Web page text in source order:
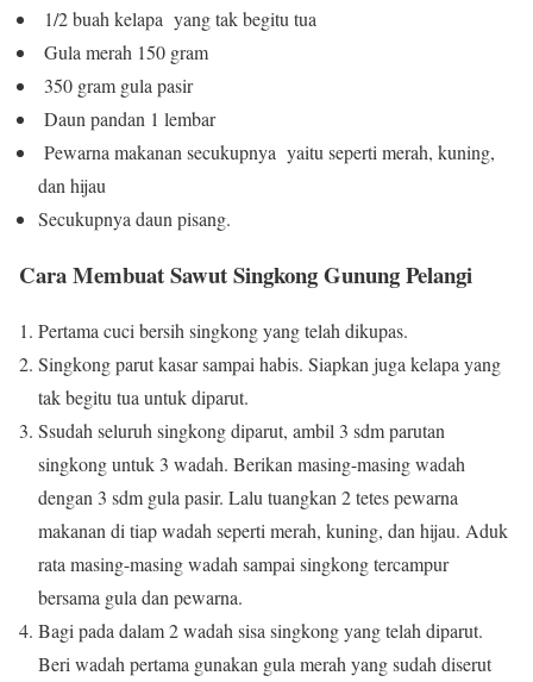
1/2 buah kelapa yang tak begitu tua
Gula merah 150 gram
350 gram gula pasir
Daun pandan 1 lembar
Pewarna makanan secukupnya yaitu seperti merah, kuning,
dan hijau
Secukupnya daun pisang.
Cara Membuat Sawut Singkong Gunung Pelangi
Pertama cuci bersih singkong yang telah dikupas.
Singkong parut kasar sampai habis. Siapkan juga kelapa yang
tak begitu tua untuk diparut.
Ssudah seluruh singkong diparut, ambil 3 sdm parutan
singkong untuk 3 wadah. Berikan masing-masing wadah
dengan 3 sdm gula pasir. Lalu tuangkan 2 tetes pewarna
makanan di tiap wadah seperti merah, kuning, dan hijau. Aduk
rata masing-masing wadah sampai singkong tercampur
bersama gula dan pewarna.
Bagi pada dalam 2 wadah sisa singkong yang telah diparut.
Beri wadah pertama gunakan gula merah yang sudah diserut